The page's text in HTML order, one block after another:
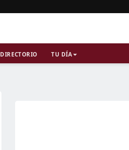
DIRECTORIO TU DÍA